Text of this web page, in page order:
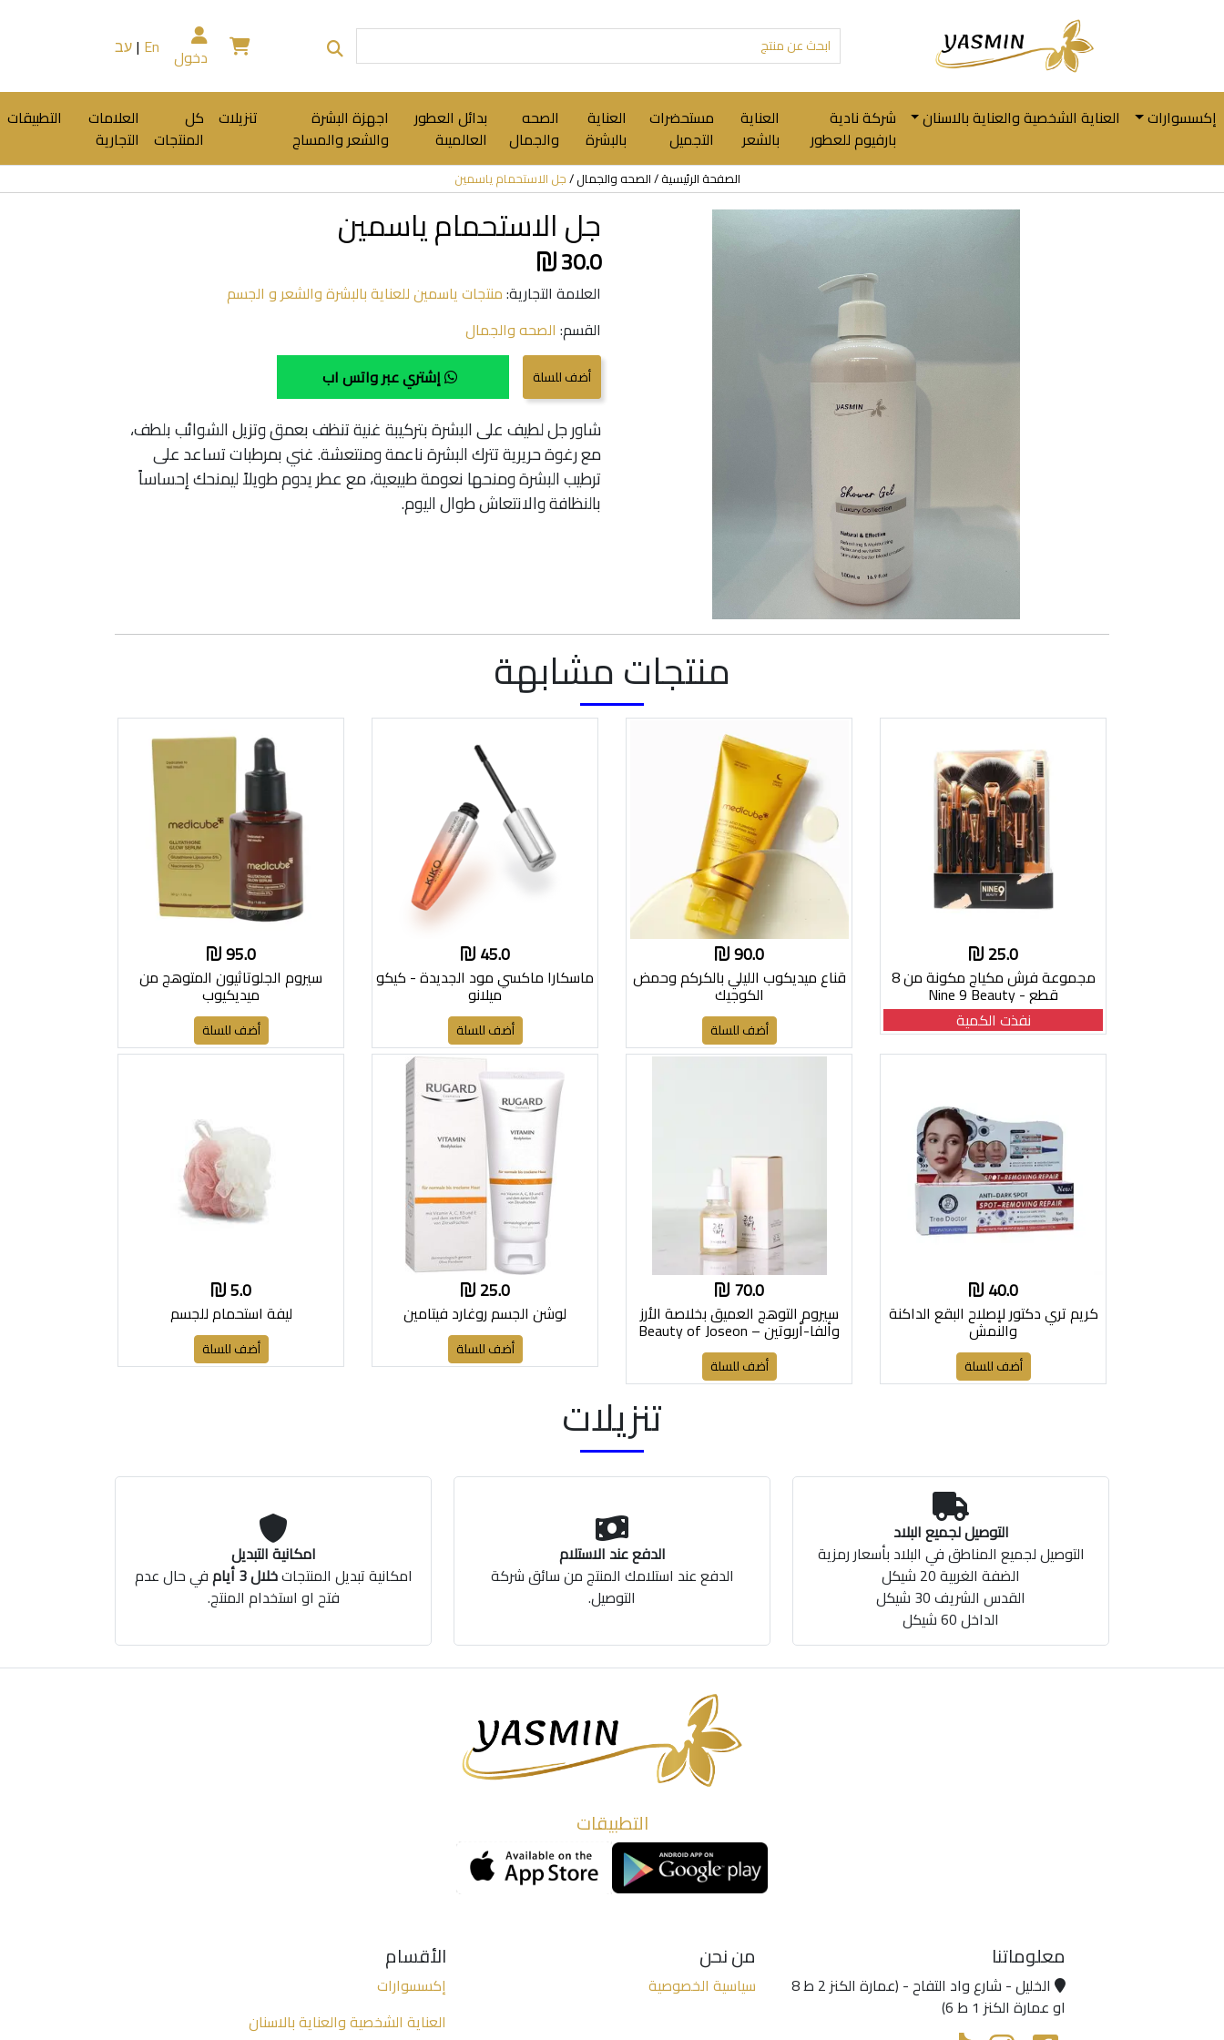
دخول En
|עב
إكسسوارات العناية الشخصية والعناية بالاسنان
شركة نادية
بارفيوم للعطور
العناية
بالشعر
مستحضرات
التجميل
العناية
بالبشرة
الصحه
والجمال
بدائل العطور
العالميىة
اجهزة البشرة
والشعر والمساج
تنزيلات كل
المنتجات
العلامات
التجارية
التطبيقات
الصفحة الرئيسية الصحه والجمال جل الاستحمام ياسمين
جل الاستحمام ياسمين
30.0
العلامة التجارية:منتجات ياسمين للعناية بالبشرة والشعر و الجسم
القسم: الصحه والجمال
إشتري عبر واتس اب
شاور جل لطيف على البشرة بتركيبة غنية تنظف بعمق وتزيل الشوائب بلطف،
مع رغوة حريرية تترك البشرة ناعمة ومنتعشة. غني بمرطبات تساعد على
ترطيب البشرة ومنحها نعومة طبيعية، مع عطر يدوم طويلاً ليمنحك إحساساً
بالنظافة والانتعاش طوال اليوم.
منتجات مشابهة
25.0
مجموعة فرش مكياج مكونة من 8
قطع - Nine 9 Beauty
نفذت الكمية
90.0
قناع ميديكوب الليلي بالكركم وحمض
الكوجيك
أضف للسلة
45.0
ماسكارا ماكسي مود الجديدة - كيكو
ميلانو
أضف للسلة
95.0
سيروم الجلوتاثيون المتوهج من
ميديكيوب
أضف للسلة
40.0
كريم تري دكتور لإصلاح البقع الداكنة
والنمش
أضف للسلة
70.0
سيروم التوهج العميق بخلاصة الأرز
وألفا-أربوتين – Beauty of Joseon
Glow Deep Serum
أضف للسلة
25.0
لوشن الجسم روغارد فيتامين
أضف للسلة
5.0
ليفة استحمام للجسم
أضف للسلة
تنزيلات
التوصيل لجميع البلاد
التوصيل لجميع المناطق في البلاد بأسعار رمزية
الضفة الغربية 20 شيكل
القدس الشريف 30 شيكل
الداخل 60 شيكل
الدفع عند الاستلام
الدفع عند استلامك المنتج من سائق شركة
التوصيل.
امكانية التبديل
امكانية تبديل المنتجاتخلال 3 أيام
في حال عدم
فتح او استخدام المنتج.
التطبيقات
معلوماتنا
الخليل - شارع واد التفاح - (عمارة الكنز 2 ط 8
او عمارة الكنز 1 ط 6)
من نحن
سياسية الخصوصية
الأقسام
إكسسوارات
العناية الشخصية والعناية بالاسنان